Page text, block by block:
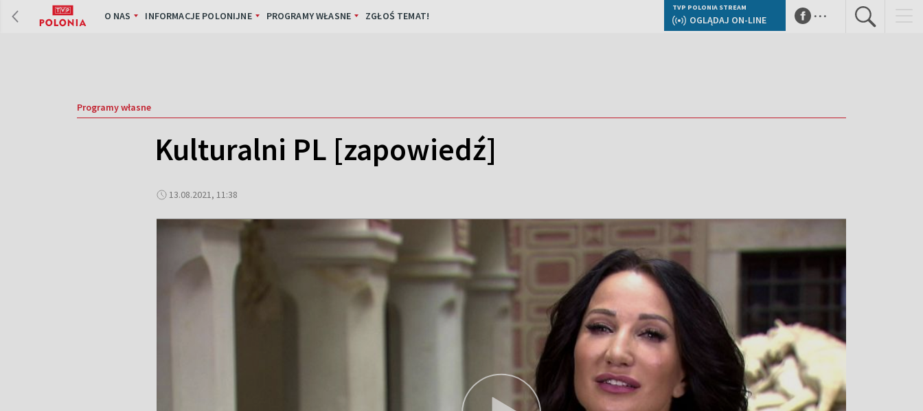
O NAS INFORMACJE POLONIJNE PROGRAMY WŁASNE ZGŁOŚ TEMAT!
TVP POLONIA STREAM
OGLĄDAJ ON-LINE ...
Programy własne
Kulturalni PL [zapowiedź]
13.08.2021, 11:38